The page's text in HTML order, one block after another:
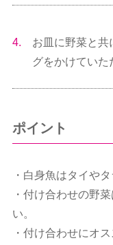
4.
お皿に野菜と共
グをかけていた
ポイント
・白身魚はタイや
・付け合わせの野
い。
・付け合わせにオ